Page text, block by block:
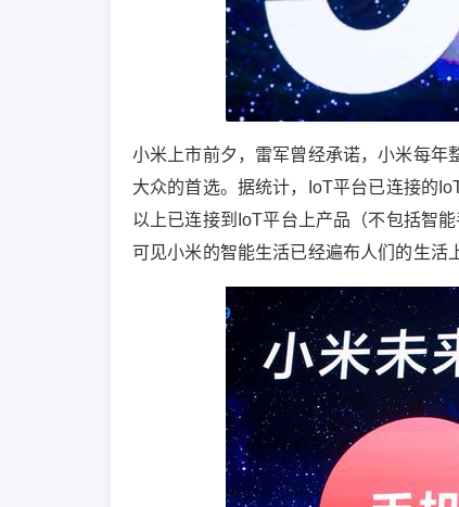
小米上市前夕，雷军曾经承诺，小米每年
大众的首选。据统计，IoT平台已连接的
以上已连接到IoT平台上产品（不包括智
可见小米的智能生活已经遍布人们的生活